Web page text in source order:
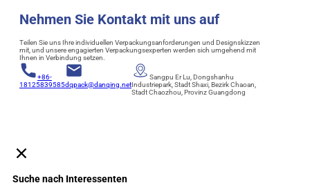
Nehmen Sie Kontakt mit uns auf
Teilen Sie uns Ihre individuellen Verpackungsanforderungen und Designskizzen
mit, und unsere engagierten Verpackungsexperten werden sich umgehend mit
Ihnen in Verbindung setzen.
+86-
18125839585dqpack@danqing.net
Sangpu Er Lu, Dongshanhu
Industriepark, Stadt Shaxi, Bezirk Chaoan,
Stadt Chaozhou, Provinz Guangdong
Suche nach Interessenten